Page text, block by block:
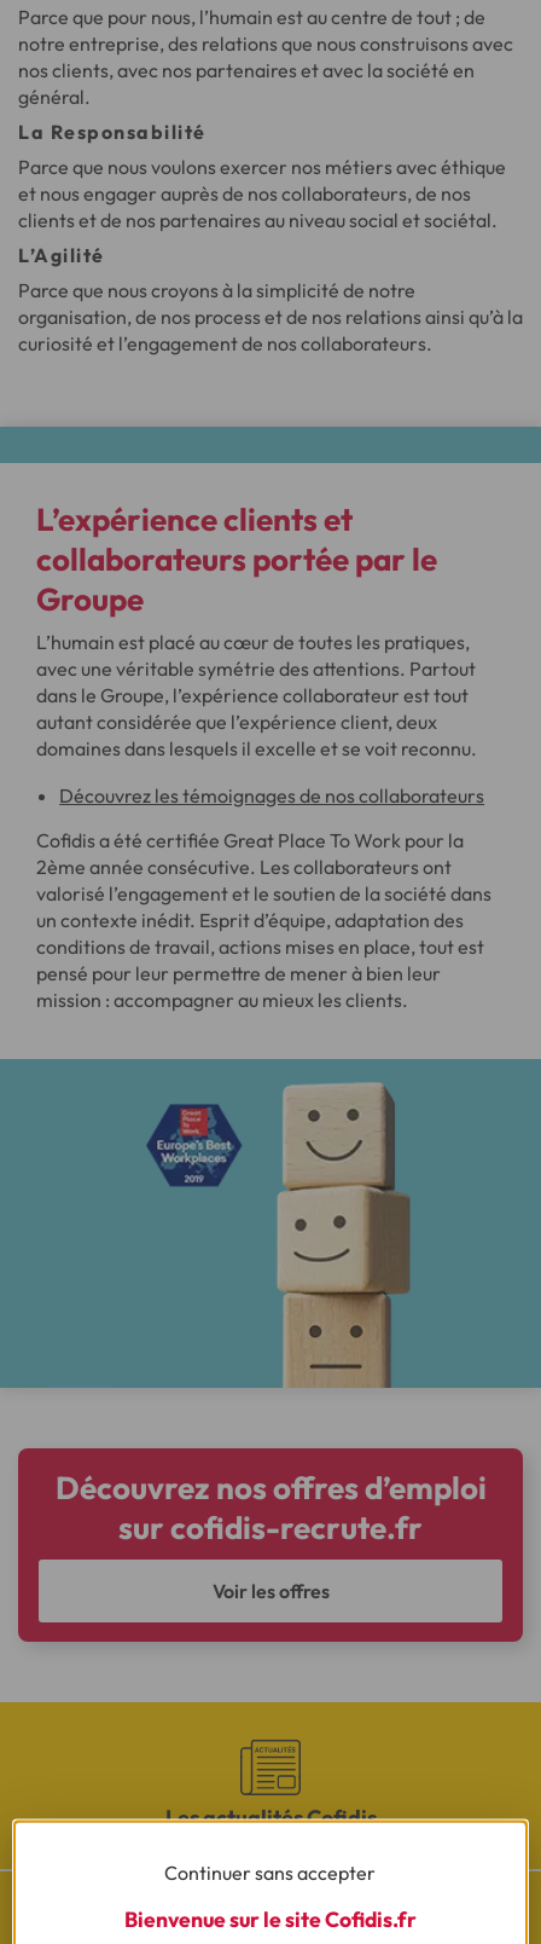
Parce que pour nous, l’humain est au centre de tout ; de
notre entreprise, des relations que nous construisons avec
nos clients, avec nos partenaires et avec la société en
général.
La Responsabilité
Parce que nous voulons exercer nos métiers avec éthique
et nous engager auprès de nos collaborateurs, de nos
clients et de nos partenaires au niveau social et sociétal.
L’Agilité
Parce que nous croyons à la simplicité de notre
organisation, de nos process et de nos relations ainsi qu’à la
curiosité et l’engagement de nos collaborateurs.
L’expérience clients et
collaborateurs portée par le
Groupe
L’humain est placé au cœur de toutes les pratiques,
avec une véritable symétrie des attentions. Partout
dans le Groupe, l’expérience collaborateur est tout
autant considérée que l’expérience client, deux
domaines dans lesquels il excelle et se voit reconnu.
Découvrez les témoignages de nos collaborateurs
Cofidis a été certifiée Great Place To Work pour la
2ème année consécutive. Les collaborateurs ont
valorisé l’engagement et le soutien de la société dans
un contexte inédit. Esprit d’équipe, adaptation des
conditions de travail, actions mises en place, tout est
pensé pour leur permettre de mener à bien leur
mission : accompagner au mieux les clients.
Découvrez nos offres d’emploi
sur cofidis-recrute.fr
Voir les offres
Les actualités Cofidis
Continuer sans accepter
Bienvenue sur le site Cofidis.fr